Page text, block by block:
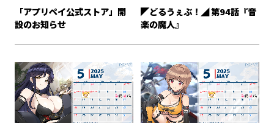
「アプリペイ公式ストア」開
設のお知らせ
◤どるうぇぶ！◢ 第94話『音
楽の魔人』